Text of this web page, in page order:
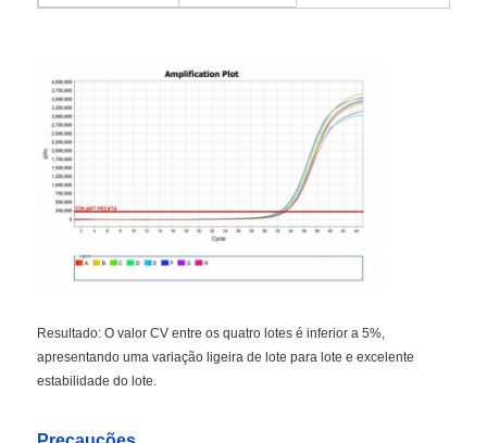
Resultado: O valor CV entre os quatro lotes é inferior a 5%,
apresentando uma variação ligeira de lote para lote e excelente
estabilidade do lote.